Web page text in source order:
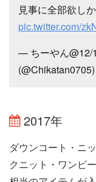
見事に全部欲し
pic.twitter.com/
— ちーやん@12/
(@Chikatan0705)
2017年
ダウンコート・ニ
クニット・ワンピ